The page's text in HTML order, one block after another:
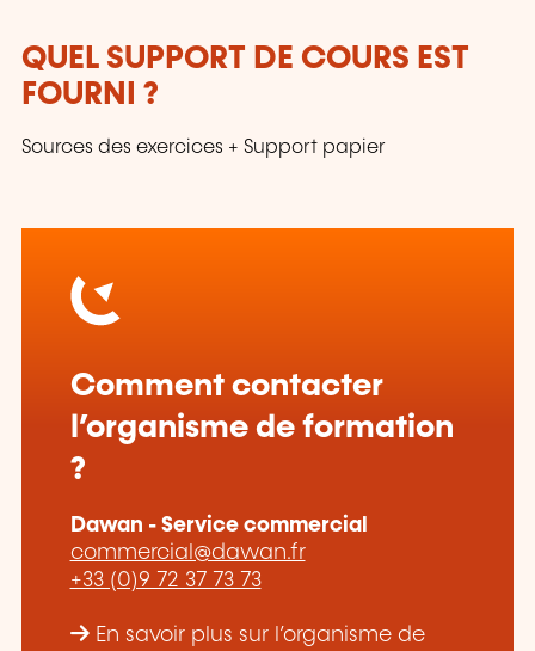
QUEL SUPPORT DE COURS EST
FOURNI ?
Sources des exercices + Support papier
Comment contacter
l’organisme de formation
?
Dawan - Service commercial
commercial@dawan.fr
+33 (0)9 72 37 73 73
En savoir plus sur l’organisme de